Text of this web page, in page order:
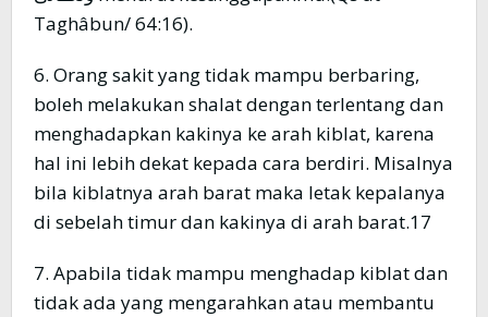
Taghâbun/ 64:16).
6. Orang sakit yang tidak mampu berbaring,
boleh melakukan shalat dengan terlentang dan
menghadapkan kakinya ke arah kiblat, karena
hal ini lebih dekat kepada cara berdiri. Misalnya
bila kiblatnya arah barat maka letak kepalanya
di sebelah timur dan kakinya di arah barat.17
7. Apabila tidak mampu menghadap kiblat dan
tidak ada yang mengarahkan atau membantu